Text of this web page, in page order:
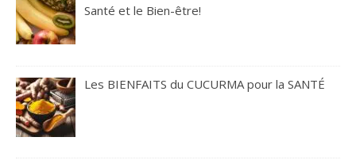
Santé et le Bien-être!
Les BIENFAITS du CUCURMA pour la SANTÉ